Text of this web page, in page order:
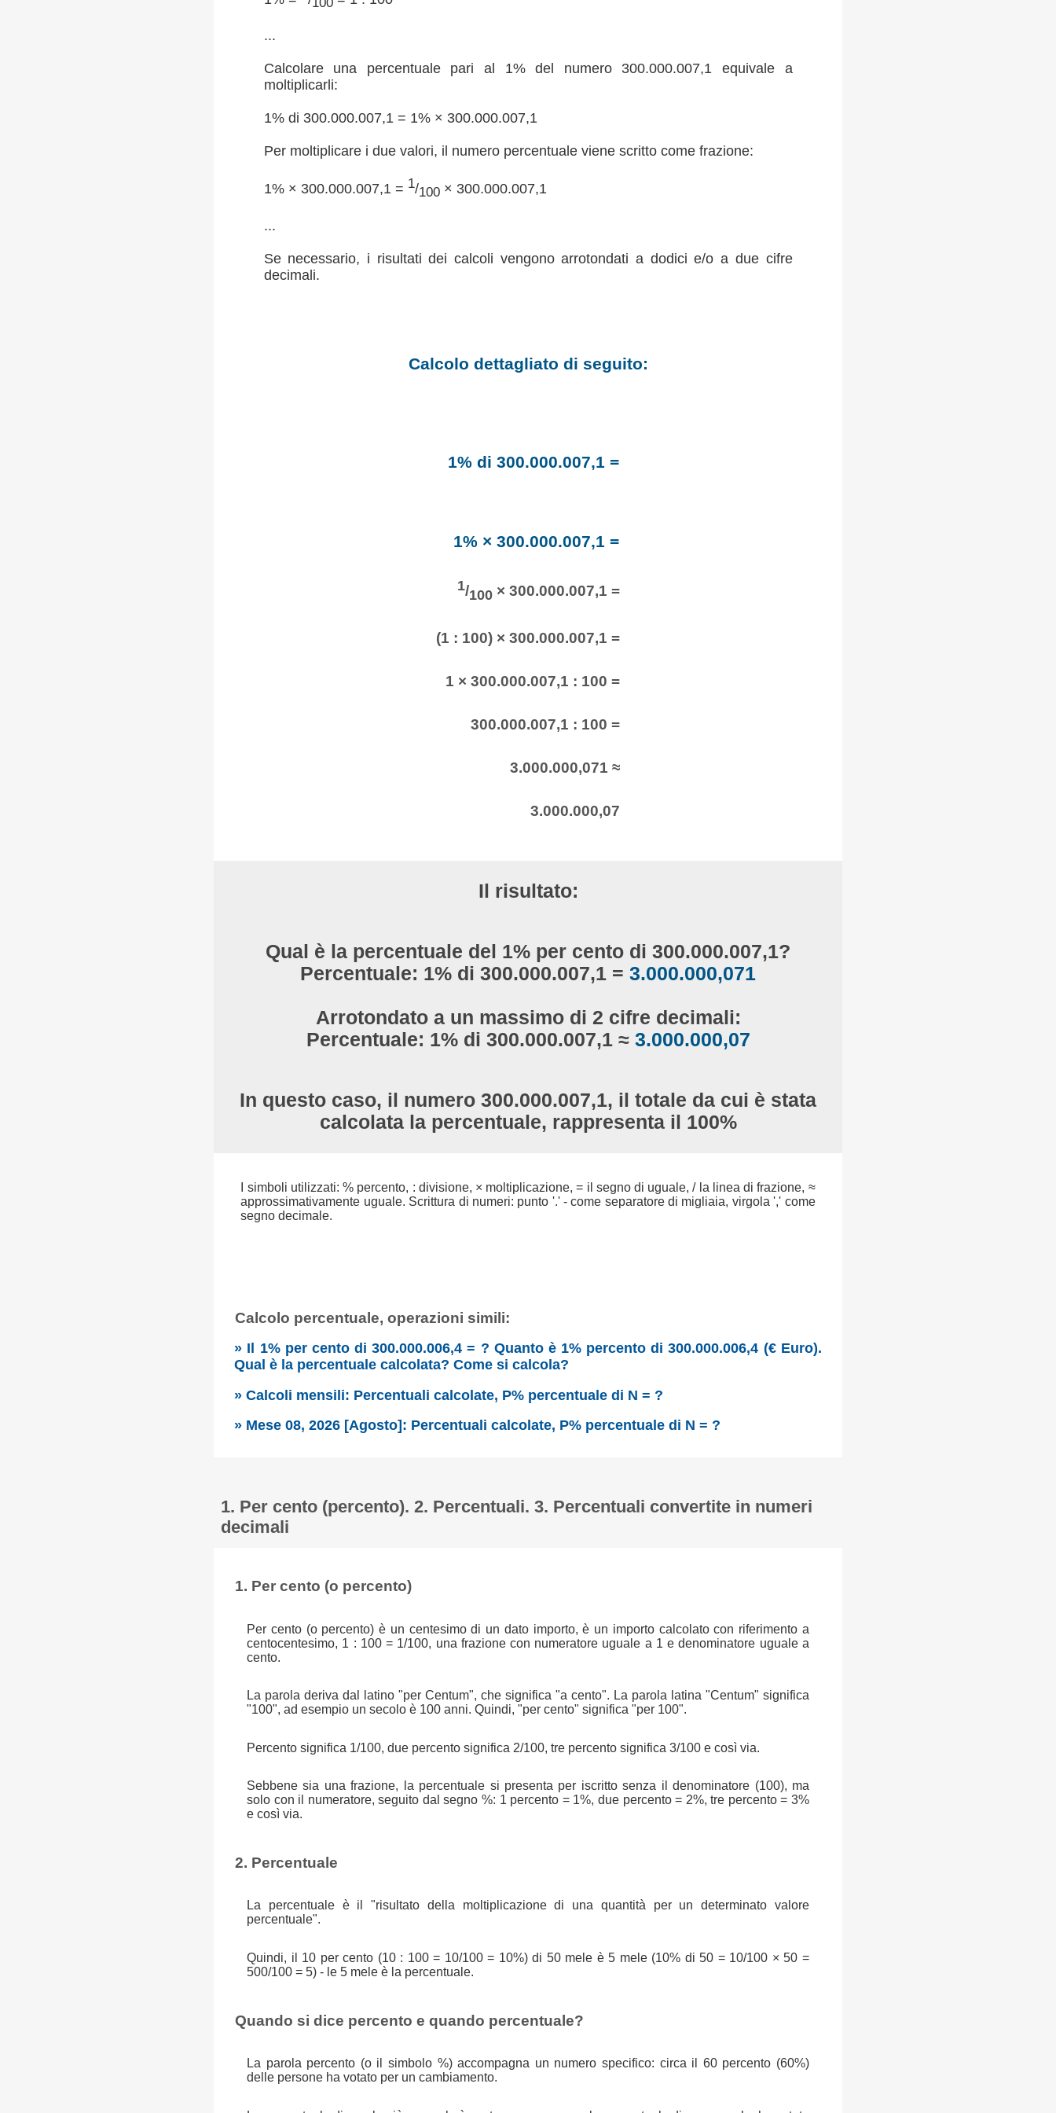
...
Calcolare una percentuale pari al 1% del numero 300.000.007,1 equivale a
moltiplicarli:
1% di 300.000.007,1 = 1% × 300.000.007,1
Per moltiplicare i due valori, il numero percentuale viene scritto come frazione:
1% × 300.000.007,1 = 1/100× 300.000.007,1
...
Se necessario, i risultati dei calcoli vengono arrotondati a dodici e/o a due cifre
decimali.
Calcolo dettagliato di seguito:
1% di 300.000.007,1 =
1% × 300.000.007,1 =
1/100 × 300.000.007,1 =
(1 : 100) × 300.000.007,1 =
1 × 300.000.007,1 : 100 =
300.000.007,1 : 100 =
3.000.000,071 ≈
3.000.000,07
Il risultato:
Qual è la percentuale del 1% per cento di 300.000.007,1?
Percentuale: 1% di 300.000.007,1 = 3.000.000,071
Arrotondato a un massimo di 2 cifre decimali:
Percentuale: 1% di 300.000.007,1 ≈ 3.000.000,07
In questo caso, il numero 300.000.007,1, il totale da cui è stata
calcolata la percentuale, rappresenta il 100%
I simboli utilizzati: % percento, : divisione, × moltiplicazione, = il segno di uguale, / la linea di frazione, ≈
approssimativamente uguale. Scrittura di numeri: punto '.' - come separatore di migliaia, virgola ',' come
segno decimale.
Calcolo percentuale, operazioni simili:
» Il 1% per cento di 300.000.006,4 = ? Quanto è 1% percento di 300.000.006,4 (€ Euro).
Qual è la percentuale calcolata? Come si calcola?
» Calcoli mensili: Percentuali calcolate, P% percentuale di N = ?
» Mese 08, 2026 [Agosto]: Percentuali calcolate, P% percentuale di N = ?
1. Per cento (percento). 2. Percentuali. 3. Percentuali convertite in numeri
decimali
1. Per cento (o percento)
Per cento (o percento) è un centesimo di un dato importo, è un importo calcolato con riferimento a
centocentesimo, 1 : 100 = 1/100, una frazione con numeratore uguale a 1 e denominatore uguale a
cento.
La parola deriva dal latino "per Centum", che significa "a cento". La parola latina "Centum" significa
"100", ad esempio un secolo è 100 anni. Quindi, "per cento" significa "per 100".
Percento significa 1/100, due percento significa 2/100, tre percento significa 3/100 e così via.
Sebbene sia una frazione, la percentuale si presenta per iscritto senza il denominatore (100), ma
solo con il numeratore, seguito dal segno %: 1 percento = 1%, due percento = 2%, tre percento = 3%
e così via.
2. Percentuale
La percentuale è il "risultato della moltiplicazione di una quantità per un determinato valore
percentuale".
Quindi, il 10 per cento (10 : 100 = 10/100 = 10%) di 50 mele è 5 mele (10% di 50 = 10/100 × 50 =
500/100 = 5) - le 5 mele è la percentuale.
Quando si dice percento e quando percentuale?
La parola percento (o il simbolo %) accompagna un numero specifico: circa il 60 percento (60%)
delle persone ha votato per un cambiamento.